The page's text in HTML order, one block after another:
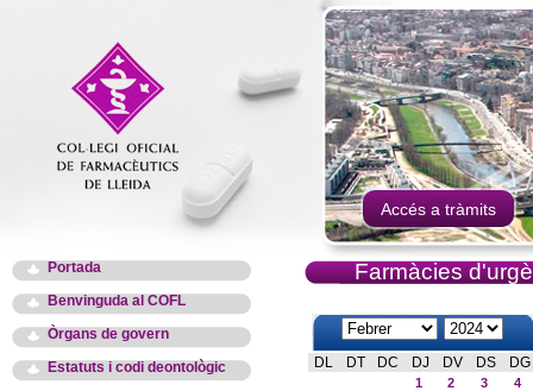
Accés a tràmits
Portada
Benvinguda al COFL
Òrgans de govern
Estatuts i codi deontològic
Farmàcies
DL DT DC DJ DV DS DG
1 2 3
4